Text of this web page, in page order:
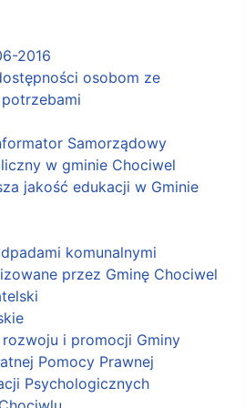
2016
osobom ze
Samorządowy
w gminie Chociwel
jakość edukacji w Gminie
komunalnymi
przez Gminę Chociwel
rozwoju i promocji Gminy
Pomocy Prawnej
Psychologicznych